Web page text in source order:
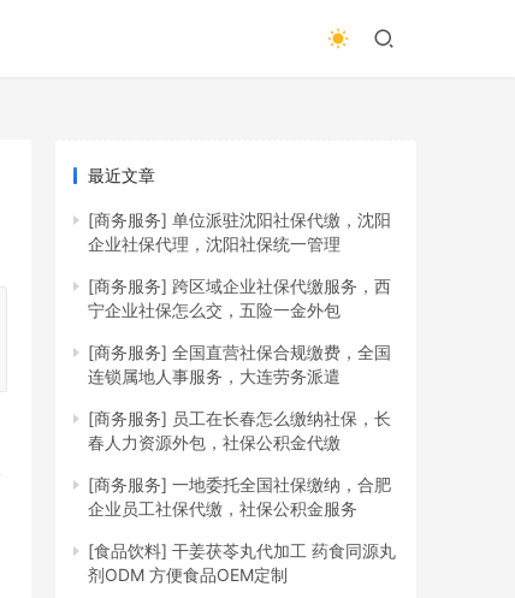
最近文章
[商务服务] 单位派驻沈阳社保代缴，沈阳
企业社保代理，沈阳社保统一管理
[商务服务] 跨区域企业社保代缴服务，西
宁企业社保怎么交，五险一金外包
[商务服务] 全国直营社保合规缴费，全国
连锁属地人事服务，大连劳务派遣
[商务服务] 员工在长春怎么缴纳社保，长
春人力资源外包，社保公积金代缴
[商务服务] 一地委托全国社保缴纳，合肥
企业员工社保代缴，社保公积金服务
[食品饮料] 干姜茯苓丸代加工 药食同源丸
剂ODM 方便食品OEM定制